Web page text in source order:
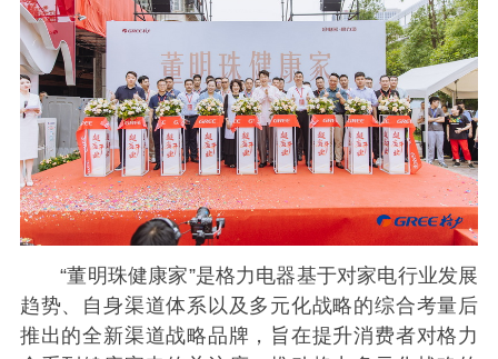
“董明珠健康家”是格力电器基于对家电行业发展
趋势、自身渠道体系以及多元化战略的综合考量后
推出的全新渠道战略品牌，旨在提升消费者对格力